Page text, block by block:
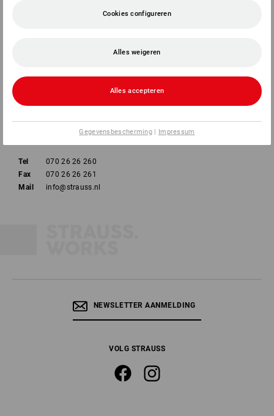
Exportweg 3
4782 JA Moerdijk
Tel
070 26 26 260
Fax
070 26 26 261
Mail
info@strauss.nl
NEWSLETTER AANMELDING
VOLG STRAUSS
Cookies configureren
Alles weigeren
Alles accepteren
Gegevensbescherming | Impressum